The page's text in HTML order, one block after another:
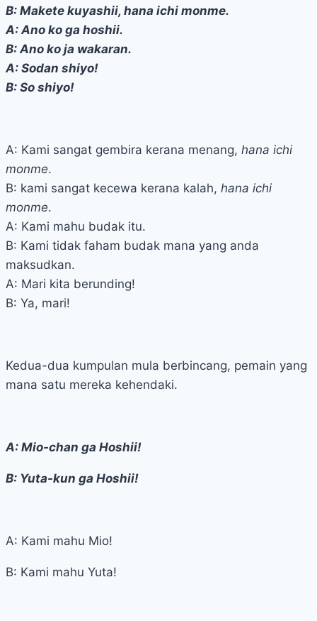
B: Makete kuyashii, hana ichi monme.
A: Ano ko ga hoshii.
B: Ano ko ja wakaran.
A: Sodan shiyo!
B: So shiyo!
A: Kami sangat gembira kerana menang, hana ichi
monme.
B: kami sangat kecewa kerana kalah, hana ichi
monme.
A: Kami mahu budak itu.
B: Kami tidak faham budak mana yang anda
maksudkan.
A: Mari kita berunding!
B: Ya, mari!
Kedua-dua kumpulan mula berbincang, pemain yang
mana satu mereka kehendaki.
A: Mio-chan ga Hoshii!
B: Yuta-kun ga Hoshii!
A: Kami mahu Mio!
B: Kami mahu Yuta!